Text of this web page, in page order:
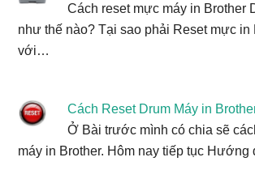
Cách reset mực máy in Brother
như thế nào? Tại sao phải Reset mực in
với…
Cách Reset Drum Máy in
Ở Bài trước mình có chia sẽ
máy in Brother. Hôm nay tiếp tục